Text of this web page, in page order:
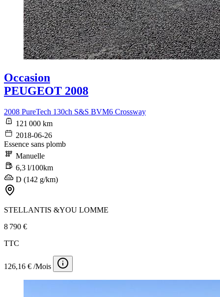
Occasion
PEUGEOT 2008
2008 PureTech 130ch S&S BVM6 Crossway
121 000 km
2018-06-26
Essence sans plomb
Manuelle
6,3 l/100km
D (142 g/km)
STELLANTIS &YOU LOMME
8 790 €
TTC
126,16 € /Mois